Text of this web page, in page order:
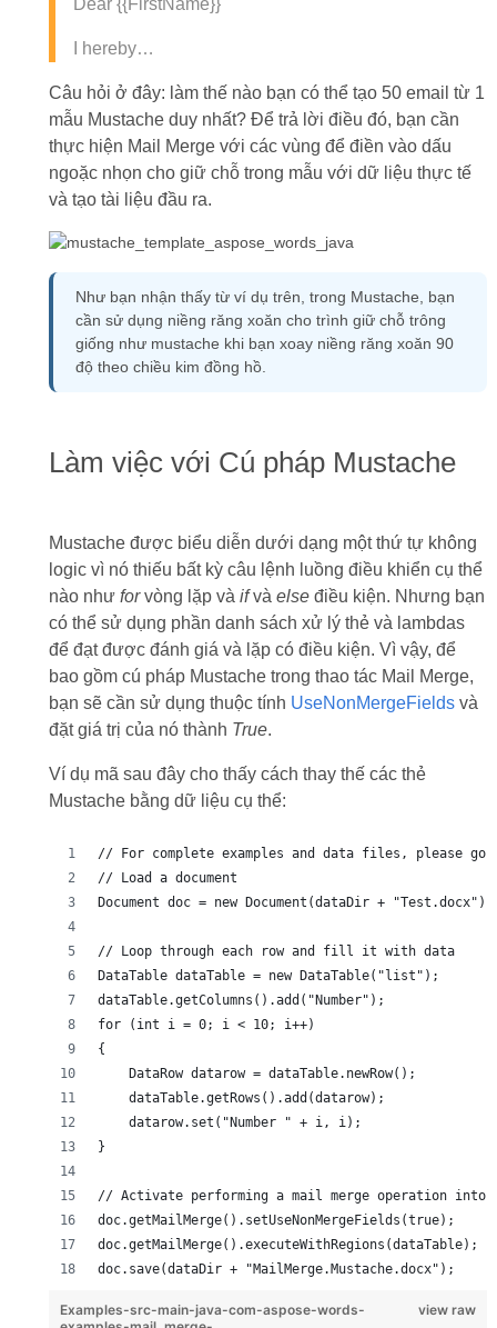
Dear {{FirstName}}
I hereby…
Câu hỏi ở đây: làm thế nào bạn có thể tạo 50 email từ 1
mẫu Mustache duy nhất? Để trả lời điều đó, bạn cần
thực hiện Mail Merge với các vùng để điền vào dấu
ngoặc nhọn cho giữ chỗ trong mẫu với dữ liệu thực tế
và tạo tài liệu đầu ra.
Như bạn nhận thấy từ ví dụ trên, trong Mustache, bạn
cần sử dụng niềng răng xoăn cho trình giữ chỗ trông
giống như mustache khi bạn xoay niềng răng xoăn 90
độ theo chiều kim đồng hồ.
Làm việc với Cú pháp Mustache
Mustache được biểu diễn dưới dạng một thứ tự không
logic vì nó thiếu bất kỳ câu lệnh luồng điều khiển cụ thể
nào như forvòng lặp và ifvà elseđiều kiện. Nhưng bạn
có thể sử dụng phần danh sách xử lý thẻ và lambdas
để đạt được đánh giá và lặp có điều kiện. Vì vậy, để
bao gồm cú pháp Mustache trong thao tác Mail Merge,
bạn sẽ cần sử dụng thuộc tính UseNonMergeFieldsvà
đặt giá trị của nó thành True.
Ví dụ mã sau đây cho thấy cách thay thế các thẻ
Mustache bằng dữ liệu cụ thể:
// For complete examples and data files, please go
// Load a document
Document doc = new Document(dataDir + "Test.docx");
// Loop through each row and fill it with data
DataTable dataTable = new DataTable("list");
dataTable.getColumns().add("Number");
for (int i = 0; i < 10; i++)
{
    DataRow datarow = dataTable.newRow();
    dataTable.getRows().add(datarow);
    datarow.set("Number " + i, i);
}
// Activate performing a mail merge operation
doc.getMailMerge().setUseNonMergeFields(true);
doc.getMailMerge().executeWithRegions(dataTable);
doc.save(dataDir + "MailMerge.Mustache.docx");
view raw
Examples-src-main-java-com-aspose-words-